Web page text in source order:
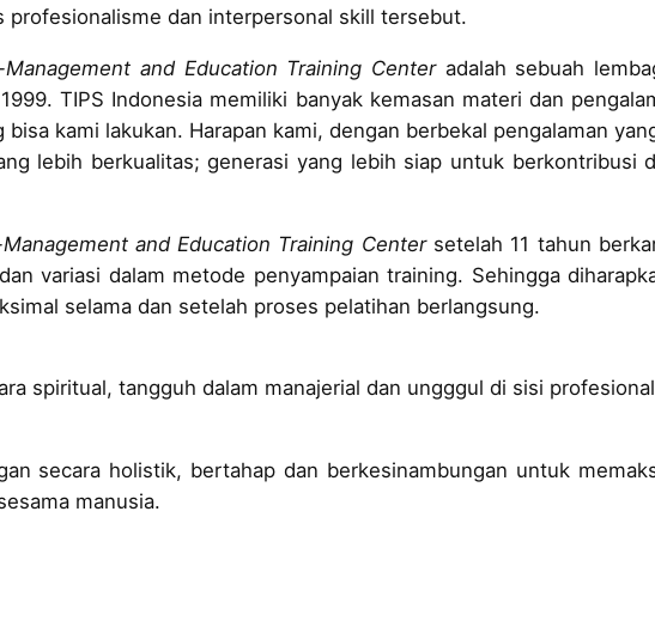
profesionalisme dan interpersonal skill tersebut.
and Education Training Center adalah sebuah
TIPS Indonesia memiliki banyak kemasan materi dan
bisa kami lakukan. Harapan kami, dengan berbekal pengalaman
lebih berkualitas; generasi yang lebih siap untuk berkontribusi
and Education Training Centersetelah 11 tahun
variasi dalam metode penyampaian training. Sehingga
selama dan setelah proses pelatihan berlangsung.
spiritual, tangguh dalam manajerial dan ungggul di sisi
secara holistik, bertahap dan berkesinambungan untuk
manusia.